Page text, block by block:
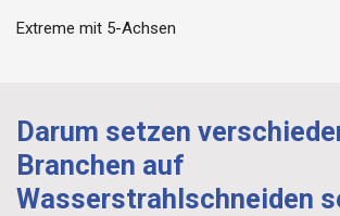
Extreme mit 5-Achsen
Darum setzen
Branchen auf
Wasserstrahlschneiden